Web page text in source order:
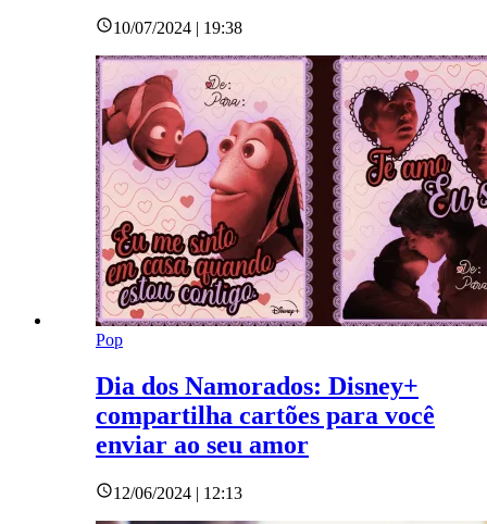
10/07/2024 | 19:38
Pop
Dia dos Namorados: Disney+
compartilha cartões para você
enviar ao seu amor
12/06/2024 | 12:13